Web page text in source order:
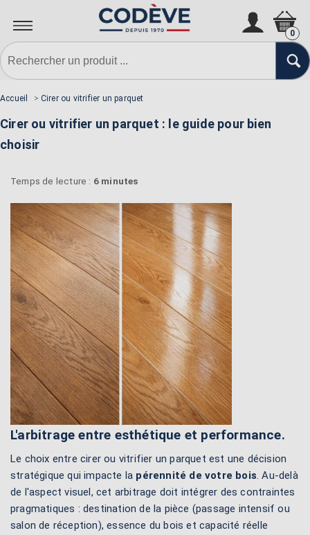
0
Accueil > Cirer ou vitrifier un parquet
Cirer ou vitrifier un parquet : le guide pour bien
choisir
Temps de lecture : 6 minutes
L'arbitrage entre esthétique et performance.
Le choix entre cirer ou vitrifier un parquet est une décision
stratégique qui impacte la pérennité de votre bois. Au-delà
de l'aspect visuel, cet arbitrage doit intégrer des contraintes
pragmatiques : destination de la pièce (passage intensif ou
salon de réception), essence du bois et capacité réelle